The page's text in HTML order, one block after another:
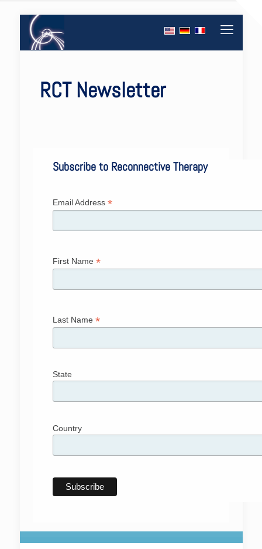
RCT Newsletter
Subscribe to Reconnective Therapy
Email Address *
First Name *
Last Name *
State
Country